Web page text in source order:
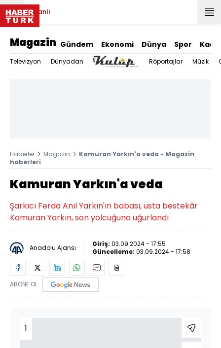
Canlı
Magazin Gündem Ekonomi Dünya Spor
Televizyon Dünyadan Röportajlar Müzik
Haberler Magazin
Kamuran Yarkın'a veda - Magazin
haberleri
Kamuran Yarkın'a veda
Şarkıcı Ferda Anıl Yarkın'ın babası, usta bestekâr
Kamuran Yarkın, son yolcuğuna uğurlandı
Anadolu Ajansı Giriş: 03.09.2024 - 17:55
Güncelleme: 03.09.2024 - 17:58
ABONE OL
1